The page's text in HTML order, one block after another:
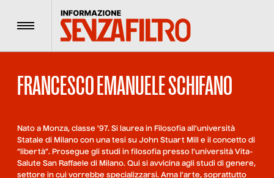
Menu
FRANCESCO EMANUELE SCHIFANO
Nato a Monza, classe ’97. Si laurea in Filosofia all’università
Statale di Milano con una tesi su John Stuart Mill e il concetto di
“libertà”. Prosegue gli studi in filosofia presso l’università Vita-
Salute San Raffaele di Milano. Qui si avvicina agli studi di genere,
settore in cui vorrebbe specializzarsi. Ama l’arte, soprattutto